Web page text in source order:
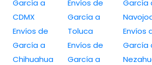
García a
CDMX
Envíos de
García a
Chihuahua
Envíos de
García a
Toluca
Envíos de
García a
García
Envíos
García